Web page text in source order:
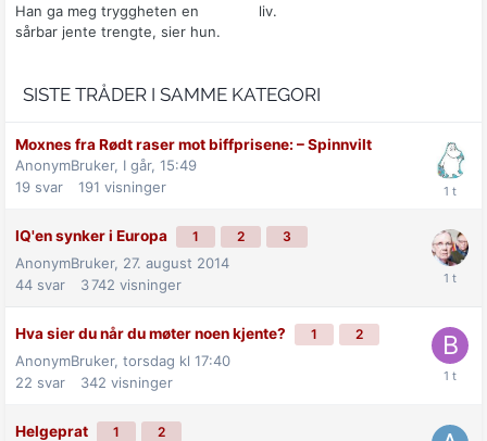
Han ga meg tryggheten en
sårbar jente trengte, sier hun.
liv.
SISTE TRÅDER I SAMME KATEGORI
Moxnes fra Rødt raser mot biff­prisene: –⁠ Spinnvilt
AnonymBruker, I går, 15:49
19 svar 191 visninger
IQ'en synker i Europa 1 2 3
AnonymBruker, 27. august 2014
44 svar 3 742 visninger
Hva sier du når du møter noen kjente? 1 2
AnonymBruker, torsdag kl 17:40
22 svar 342 visninger
Helgeprat 1 2